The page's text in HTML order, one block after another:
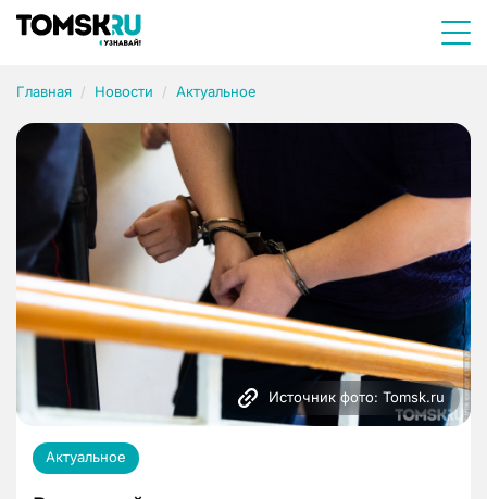
Главная Новости Актуальное
Источник фото: Tomsk.ru
Актуальное